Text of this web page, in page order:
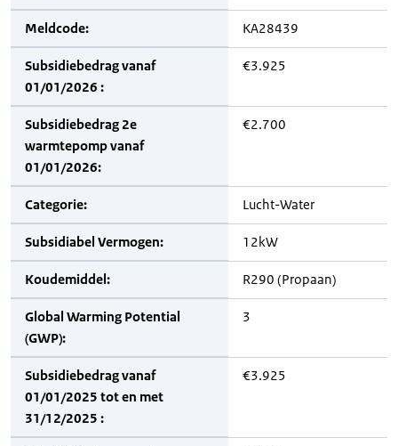
Meldcode: KA28439
Subsidiebedrag vanaf
01/01/2026 :
€3.925
Subsidiebedrag 2e
warmtepomp vanaf
01/01/2026:
€2.700
Categorie: Lucht-Water
Subsidiabel Vermogen: 12kW
Koudemiddel: R290 (Propaan)
Global Warming Potential
(GWP):
3
Subsidiebedrag vanaf
01/01/2025 tot en met
31/12/2025 :
€3.925